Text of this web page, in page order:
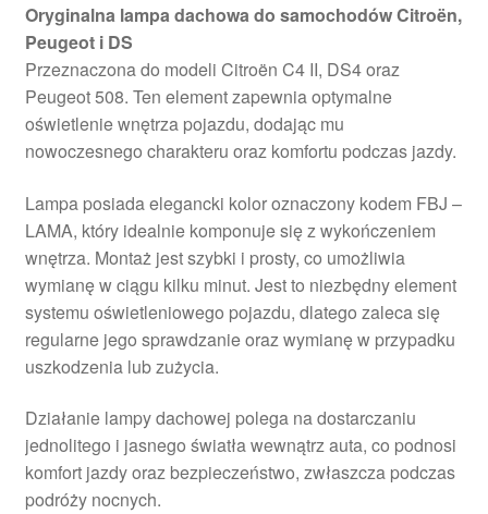
Oryginalna lampa dachowa do samochodów Citroën,
Peugeot i DS
Przeznaczona do modeli Citroën C4 II, DS4 oraz
Peugeot 508. Ten element zapewnia optymalne
oświetlenie wnętrza pojazdu, dodając mu
nowoczesnego charakteru oraz komfortu podczas jazdy.
Lampa posiada elegancki kolor oznaczony kodem FBJ –
LAMA, który idealnie komponuje się z wykończeniem
wnętrza. Montaż jest szybki i prosty, co umożliwia
wymianę w ciągu kilku minut. Jest to niezbędny element
systemu oświetleniowego pojazdu, dlatego zaleca się
regularne jego sprawdzanie oraz wymianę w przypadku
uszkodzenia lub zużycia.
Działanie lampy dachowej polega na dostarczaniu
jednolitego i jasnego światła wewnątrz auta, co podnosi
komfort jazdy oraz bezpieczeństwo, zwłaszcza podczas
podróży nocnych.